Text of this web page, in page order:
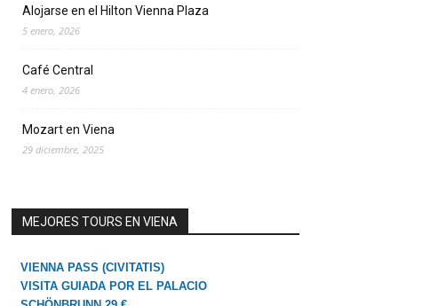
Alojarse en el Hilton Vienna Plaza
5 enero, 2026
Café Central
4 enero, 2026
Mozart en Viena
29 diciembre, 2025
MEJORES TOURS EN VIENA
VIENNA PASS (CIVITATIS)
VISITA GUIADA POR EL PALACIO